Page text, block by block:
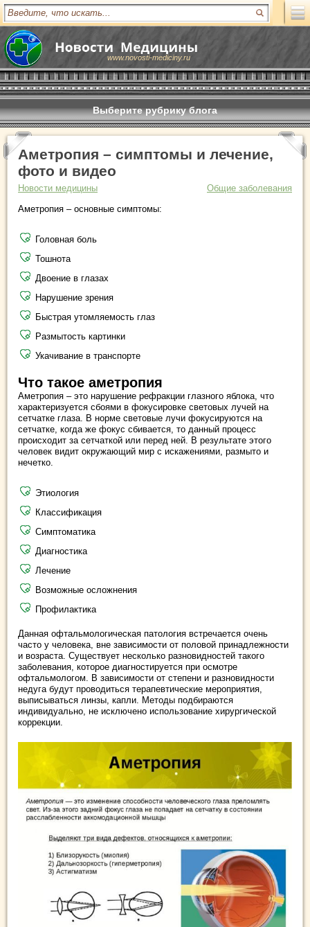
www.novosti-mediciny.ru
Выберите рубрику блога
Аметропия – симптомы и лечение,
фото и видео
Новости медицины
Общие заболевания
Аметропия – основные симптомы:
Головная боль
Тошнота
Двоение в глазах
Нарушение зрения
Быстрая утомляемость глаз
Размытость картинки
Укачивание в транспорте
Что такое аметропия
Аметропия – это нарушение рефракции глазного яблока, что
характеризуется сбоями в фокусировке световых лучей на
сетчатке глаза. В норме световые лучи фокусируются на
сетчатке, когда же фокус сбивается, то данный процесс
происходит за сетчаткой или перед ней. В результате этого
человек видит окружающий мир с искажениями, размыто и
нечетко.
Этиология
Классификация
Симптоматика
Диагностика
Лечение
Возможные осложнения
Профилактика
Данная офтальмологическая патология встречается очень
часто у человека, вне зависимости от половой принадлежности
и возраста. Существует несколько разновидностей такого
заболевания, которое диагностируется при осмотре
офтальмологом. В зависимости от степени и разновидности
недуга будут проводиться терапевтические мероприятия,
выписываться линзы, капли. Методы подбираются
индивидуально, не исключено использование хирургической
коррекции.